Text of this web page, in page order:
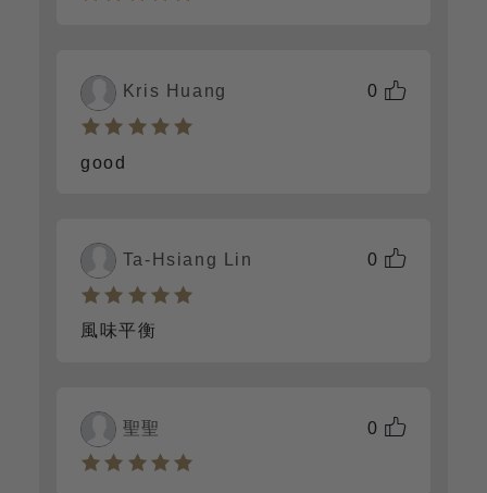
0
Kris Huang
good
0
Ta-Hsiang Lin
風味平衡
0
聖聖